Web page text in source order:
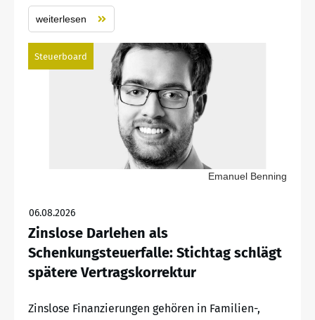
weiterlesen
Steuerboard
Emanuel Benning
06.08.2026
Zinslose Darlehen als
Schenkungsteuerfalle: Stichtag schlägt
spätere Vertragskorrektur
Zinslose Finanzierungen gehören in Familien-,